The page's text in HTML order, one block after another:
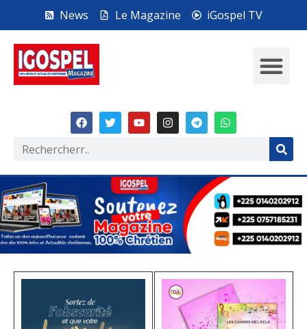
News Le Magazine iGospel TV